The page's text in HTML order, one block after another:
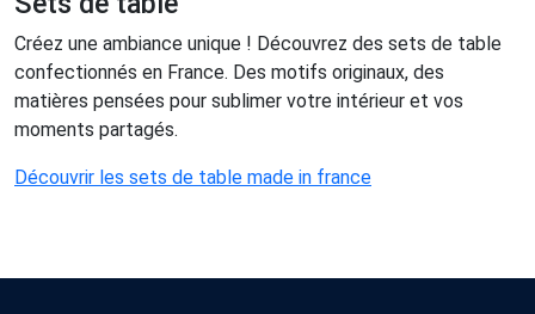
Créez une ambiance unique ! Découvrez des sets de table
confectionnés en France. Des motifs originaux, des
matières pensées pour sublimer votre intérieur et vos
moments partagés.
Découvrir les sets de table made in france